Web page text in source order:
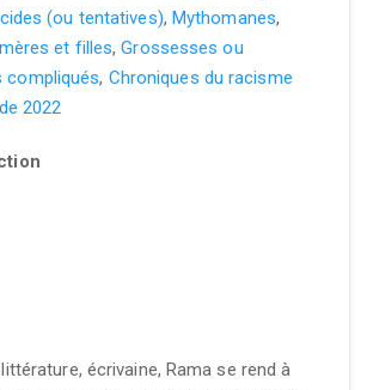
(ou tentatives), Mythomanes,
et filles,Grossesses ou
compliqués, Chroniques du racisme
2022
écrivaine, Rama se rend à